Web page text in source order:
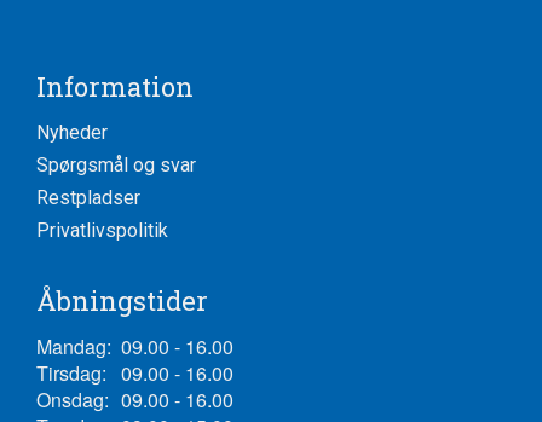
Information
Nyheder
Spørgsmål og svar
Restpladser
Privatlivspolitik
Åbningstider
Mandag: 09.00 - 16.00
Tirsdag: 09.00 - 16.00
Onsdag: 09.00 - 16.00